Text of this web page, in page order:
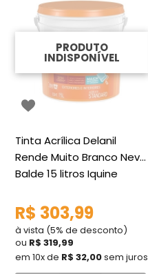
PRODUTO
INDISPONÍVEL
Tinta Acrílica Delanil
Rende Muito Branco Neve
Balde 15 litros Iquine
R$ 303,99
à vista (5% de desconto)
ou R$ 319,99
em 10x de R$ 32,00sem juros